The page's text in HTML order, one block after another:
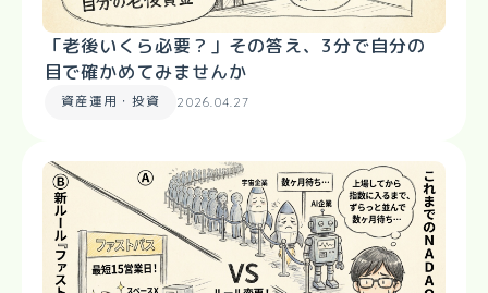
「老後いくら必要？」その答え、3分で自分の
目で確かめてみませんか
資産運用・投資 2026.04.27